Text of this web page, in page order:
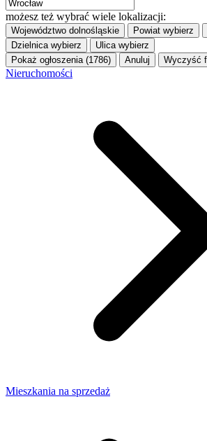
możesz też wybrać wiele lokalizacji:
Województwo dolnośląskie Powiat wybierz
Dzielnica wybierz Ulica wybierz
Pokaż ogłoszenia (1786)
Anuluj Wyczyść
Nieruchomości
Mieszkania na sprzedaż